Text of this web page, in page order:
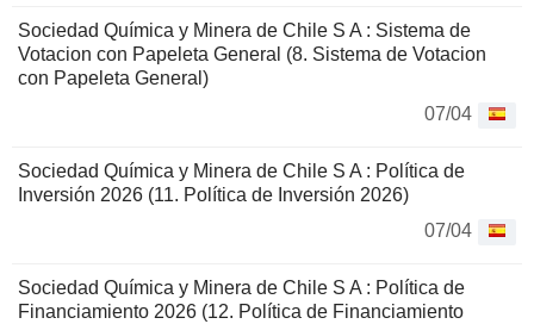
Sociedad Química y Minera de Chile S A : Sistema de
Votacion con Papeleta General (8. Sistema de Votacion
con Papeleta General)
07/04
Sociedad Química y Minera de Chile S A : Política de
Inversión 2026 (11. Política de Inversión 2026)
07/04
Sociedad Química y Minera de Chile S A : Política de
Financiamiento 2026 (12. Política de Financiamiento